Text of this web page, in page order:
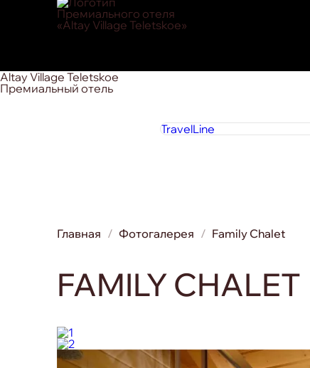
Altay Village Teletskoe
Премиальный отель
TravelLine
Главная Фотогалерея Family Chalet
FAMILY CHALET